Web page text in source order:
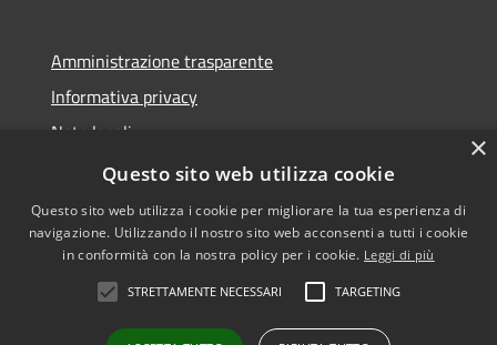
Amministrazione trasparente
Informativa privacy
Note legali
Dichiarazione di accessibilità
Accessibilità
Copyright © 2026 • Comune di
Zafferana Etnea • Powered by
Municipium•
×
Questo sito web utilizza cookie
Questo sito web utilizza i cookie per migliorare la tua esperienza di
navigazione. Utilizzando il nostro sito web acconsenti a tutti i cookie
in conformità con la nostra policy per i cookie. Leggi di più
STRETTAMENTE NECESSARI TARGETING